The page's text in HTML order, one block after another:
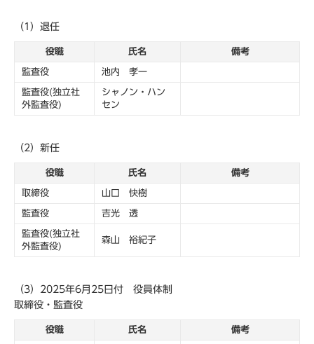
（1）退任
役職 氏名 備考
監査役 池内 孝一
監査役(独立社
外監査役)
シャノン・ハン
セン
（2）新任
役職 氏名 備考
取締役 山口 快樹
監査役 吉光 透
監査役(独立社
外監査役)
森山 裕紀子
（3）2025年6月25日付 役員体制
取締役・監査役
役職 氏名 備考